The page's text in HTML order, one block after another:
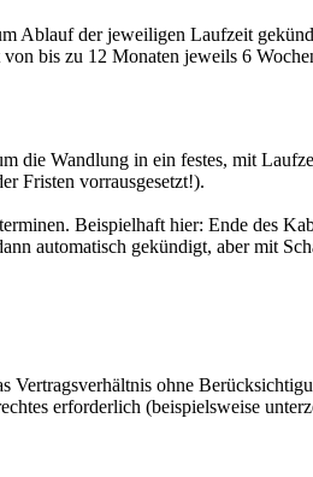
Ablauf der jeweiligen Laufzeit
bis zu 12 Monaten jeweils 6
die Wandlung in ein festes, mit
Fristen vorrausgesetzt!).
Beispielhaft hier: Ende des
automatisch gekündigt, aber mit
ohne
erforderlich (beispielsweise